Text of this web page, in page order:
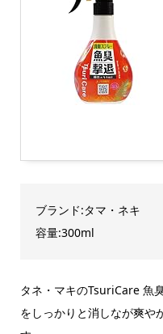
ブランド:タマ・ネキ
容量:300ml
タネ・マキのTsuriCare 魚
をしっかりと消しなが爽や